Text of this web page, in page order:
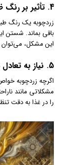
4. تأثیر بر
زردچوبه یک رنگ
باقی بماند. شستن
این مشکل، می‌توان
5. نیاز به
اگرچه زردچوبه
مشکلاتی مانند
را در غذا به دقت